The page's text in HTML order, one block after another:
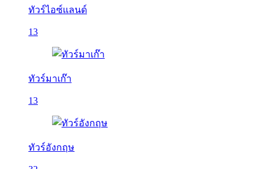
ทัวร์ไอซ์แลนด์
13
ทัวร์มาเก๊า
13
ทัวร์อังกฤษ